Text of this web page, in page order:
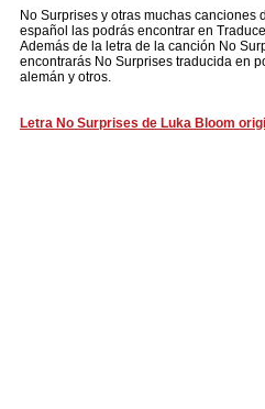
No Surprises y otras muchas canciones
español las podrás encontrar en
Además de la letra de la canción No
encontrarás No Surprises traducida en
alemán y otros.
Letra No Surprises de Luka Bloom